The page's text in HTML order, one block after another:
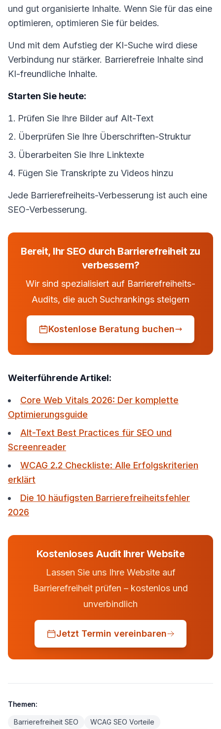
und gut organisierte Inhalte. Wenn Sie für das eine
optimieren, optimieren Sie für beides.
Und mit dem Aufstieg der KI-Suche wird diese
Verbindung nur stärker. Barrierefreie Inhalte sind
KI-freundliche Inhalte.
Starten Sie heute:
Prüfen Sie Ihre Bilder auf Alt-Text
Überprüfen Sie Ihre Überschriften-Struktur
Überarbeiten Sie Ihre Linktexte
Fügen Sie Transkripte zu Videos hinzu
Jede Barrierefreiheits-Verbesserung ist auch eine
SEO-Verbesserung.
Bereit, Ihr SEO durch Barrierefreiheit zu
verbessern?
Wir sind spezialisiert auf Barrierefreiheits-
Audits, die auch Suchrankings steigern
Kostenlose Beratung buchen
Weiterführende Artikel:
Core Web Vitals 2026: Der komplette
Optimierungsguide
Alt-Text Best Practices für SEO und
Screenreader
WCAG 2.2 Checkliste: Alle Erfolgskriterien
erklärt
Die 10 häufigsten Barrierefreiheitsfehler
2026
Kostenloses Audit Ihrer Website
Lassen Sie uns Ihre Website auf
Barrierefreiheit prüfen – kostenlos und
unverbindlich
Jetzt Termin vereinbaren
Themen:
Barrierefreiheit SEO
WCAG SEO Vorteile